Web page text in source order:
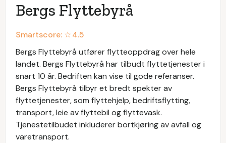
Bergs Flyttebyrå
Smartscore: ☆4.5
Bergs Flyttebyrå utfører flytteoppdrag over hele
landet. Bergs Flyttebyrå har tilbudt flyttetjenester i
snart 10 år. Bedriften kan vise til gode referanser.
Bergs Flyttebyrå tilbyr et bredt spekter av
flyttetjenester, som flyttehjelp, bedriftsflytting,
transport, leie av flyttebil og flyttevask.
Tjenestetilbudet inkluderer bortkjøring av avfall og
varetransport.